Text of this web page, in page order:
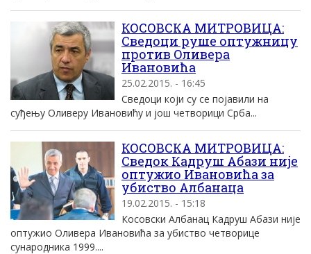
КОСОВСКА МИТРОВИЦА:
Сведоци руше оптужницу
против Оливера
Ивановића
25.02.2015. - 16:45
Сведоци који су се појавили на
суђењу Оливеру Ивановићу и још четворици Срба...
КОСОВСКА МИТРОВИЦА:
Сведок Кадруш Абази није
оптужио Ивановића за
убиство Албанаца
19.02.2015. - 15:18
Косовски Албанац Кадруш Абази није
оптужио Оливера Ивановића за убиство четворице
сународника 1999....